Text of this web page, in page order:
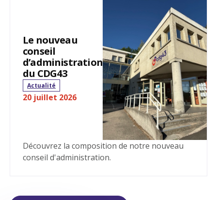
Le nouveau
conseil
d’administration
du CDG43
Actualité
20 juillet 2026
Découvrez la composition de notre nouveau
conseil d'administration.